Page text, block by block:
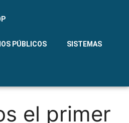
PÚBLICOS SISTEMAS
el primer